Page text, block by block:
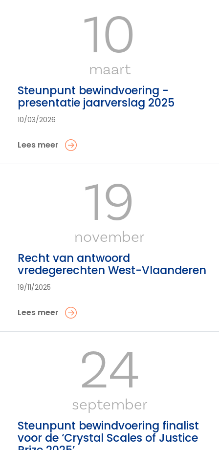
10
maart
Steunpunt bewindvoering -
presentatie jaarverslag 2025
10/03/2026
Lees meer
19
november
Recht van antwoord
vredegerechten West-Vlaanderen
19/11/2025
Lees meer
24
september
Steunpunt bewindvoering finalist
voor de ‘Crystal Scales of Justice